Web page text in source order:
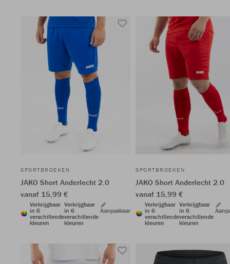
SPORTBROEKEN
JAKO Short Anderlecht 2.0
vanaf 15,99 €
Verkrijgbaar
in 6
verschillende
kleuren
Verkrijgbaar
in 6
verschillende
kleuren
Aanpasbaar
SPORTBROEKEN
JAKO Short Anderlecht 2.0
vanaf 15,99 €
Verkrijgbaar
in 6
verschillende
kleuren
Verkrijgbaar
in 6
verschillende
kleuren